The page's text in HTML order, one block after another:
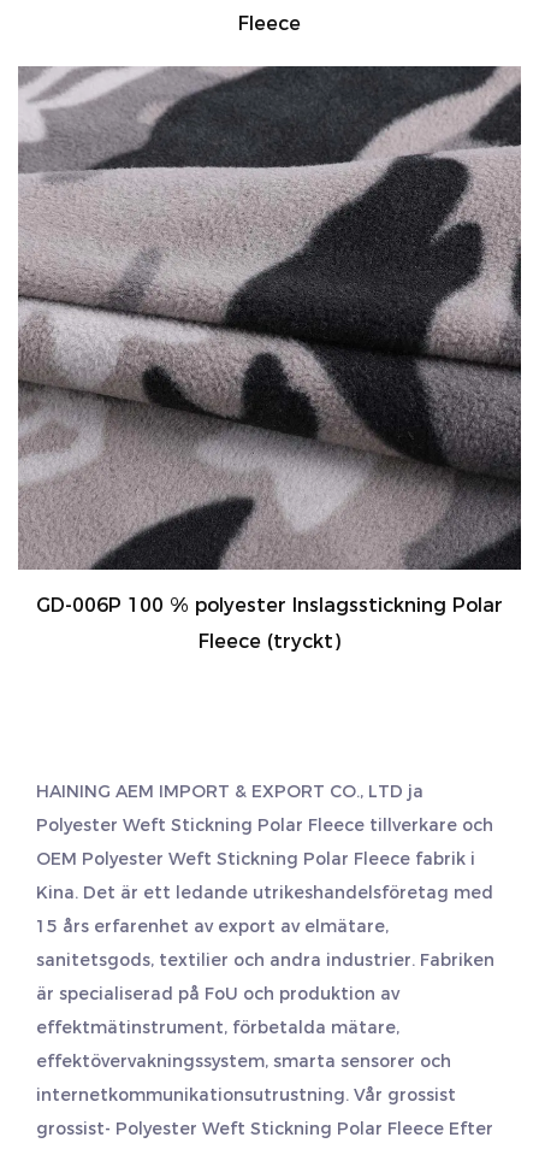
Fleece
GD-006P 100 % polyester Inslagsstickning Polar
Fleece (tryckt)
HAINING AEM IMPORT & EXPORT CO., LTD ja
Polyester Weft Stickning Polar Fleece tillverkare och
OEM Polyester Weft Stickning Polar Fleece fabrik i
Kina. Det är ett ledande utrikeshandelsföretag med
15 års erfarenhet av export av elmätare,
sanitetsgods, textilier och andra industrier. Fabriken
är specialiserad på FoU och produktion av
effektmätinstrument, förbetalda mätare,
effektövervakningssystem, smarta sensorer och
internetkommunikationsutrustning. Vår grossist
grossist- Polyester Weft Stickning Polar Fleece Efter